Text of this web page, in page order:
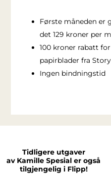
Første måneden er
det 129 kroner per
100 kroner rabatt
papirblader fra
Ingen bindningstid
Tidligere utgaver
av Kamille Spesial er også
tilgjengelig i Flipp!